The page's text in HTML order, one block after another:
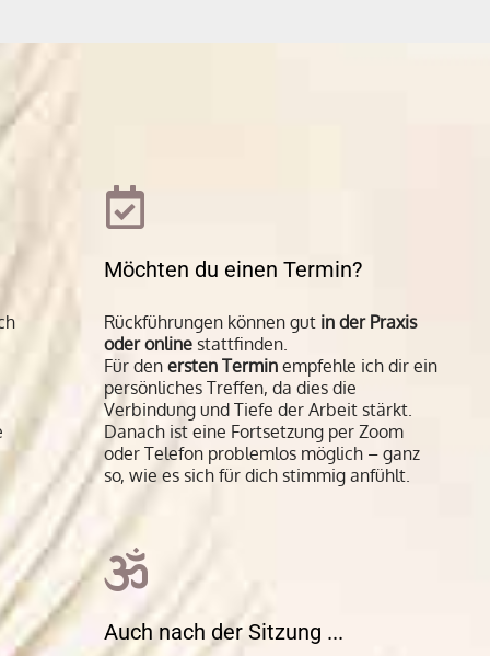
Möchten du einen Termin?
Rückführungen können gut in der Praxis
oder onlinestattfinden.
Für den ersten Terminempfehle ich dir ein
persönliches Treffen, da dies die
Verbindung und Tiefe der Arbeit stärkt.
Danach ist eine Fortsetzung per Zoom
oder Telefon problemlos möglich – ganz
so, wie es sich für dich stimmig anfühlt.
Auch nach der Sitzung ...